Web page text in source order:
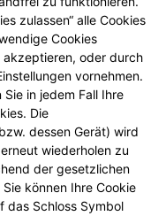
kostenfrei
zulassen“ alle Cookies
Cookies
akzeptieren, oder durch
vornehmen.
in jedem Fall Ihre
Die
dessen Gerät) wird
wiederholen zu
der gesetzlichen
können Ihre Cookie
das Schloss Symbol